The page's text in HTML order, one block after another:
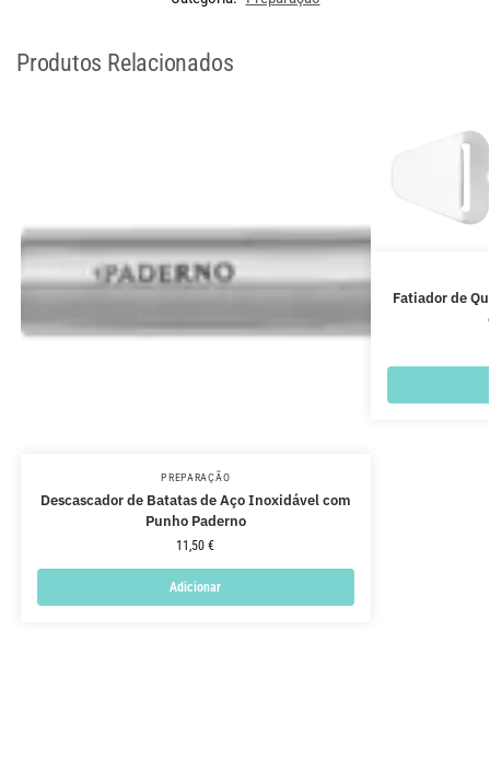
Produtos Relacionados
PREPARAÇÃO
Descascador de Batatas de Aço Inoxidável com
Punho Paderno
11,50€
Adicionar
Fatiador de